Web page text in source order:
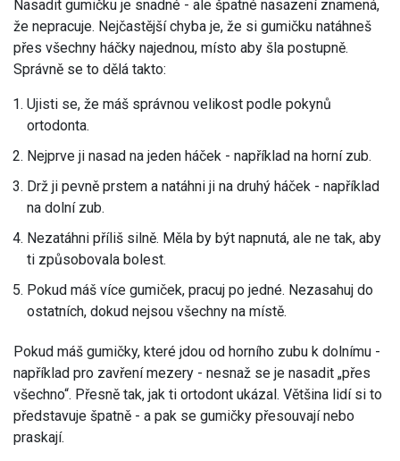
Nasadit gumičku je snadné - ale špatné nasazení znamená,
že nepracuje. Nejčastější chyba je, že si gumičku natáhneš
přes všechny háčky najednou, místo aby šla postupně.
Správně se to dělá takto:
Ujisti se, že máš správnou velikost podle pokynů
ortodonta.
Nejprve ji nasad na jeden háček - například na horní zub.
Drž ji pevně prstem a natáhni ji na druhý háček - například
na dolní zub.
Nezatáhni příliš silně. Měla by být napnutá, ale ne tak, aby
ti způsobovala bolest.
Pokud máš více gumiček, pracuj po jedné. Nezasahuj do
ostatních, dokud nejsou všechny na místě.
Pokud máš gumičky, které jdou od horního zubu k dolnímu -
například pro zavření mezery - nesnaž se je nasadit „přes
všechno“. Přesně tak, jak ti ortodont ukázal. Většina lidí si to
představuje špatně - a pak se gumičky přesouvají nebo
praskají.